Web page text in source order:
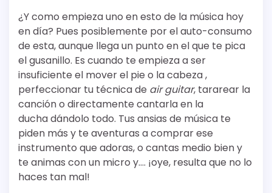
¿Y como empieza uno en esto de la música hoy
en día? Pues posiblemente por el auto-consumo
de esta, aunque llega un punto en el que te pica
el gusanillo. Es cuando te empieza a ser
insuficiente el mover el pie o la cabeza ,
perfeccionar tu técnica de air guitar, tararear la
canción o directamente cantarla en la
ducha dándolo todo. Tus ansias de música te
piden más y te aventuras a comprar ese
instrumento que adoras, o cantas medio bien y
te animas con un micro y…. ¡oye, resulta que no lo
haces tan mal!